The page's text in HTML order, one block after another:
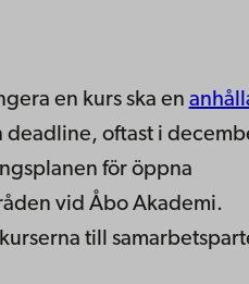
en kurs ska en
oftast i
för öppna
vid Åbo Akademi.
till